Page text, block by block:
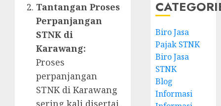
Tantangan Proses
Perpanjangan
STNK di
Karawang:
Proses
perpanjangan
STNK di Karawang
sering kali disertai
Biro Jasa
Pajak STNK
Biro Jasa
STNK
Blog
Informasi